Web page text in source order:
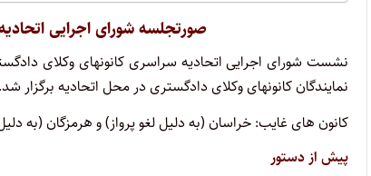
صورتجلسه شورای اجرایی
نمایندگان کانونهای وکلای دادگستری در محل اتحادیه برگزار شد.
کانون های غایب: خراسان (به دلیل لغو پرواز) و هرمزگان (به
پیش از دستور